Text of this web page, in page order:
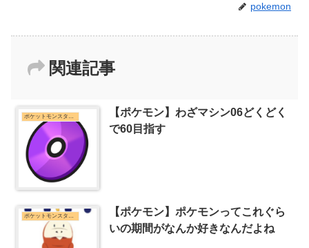
pokemon
関連記事
ポケットモンスターシリーズまとめ
【ポケモン】わざマシン06どくどく
で60目指す
ポケットモンスターシリーズまとめ
【ポケモン】ポケモンってこれぐら
いの期間がなんか好きなんだよね